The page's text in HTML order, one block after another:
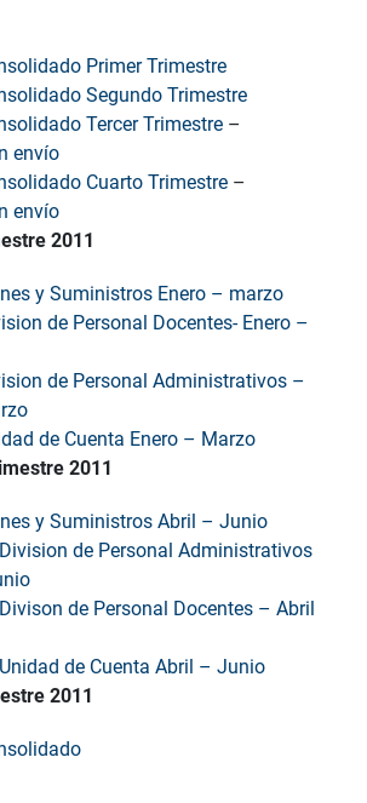
Primer Trimestre
Segundo Trimestre
Tercer Trimestre –
envío
Cuarto Trimestre –
envío
2011
y Suministros Enero – marzo
de Personal Docentes- Enero –
de Personal Administrativos –
de Cuenta Enero – Marzo
2011
y Suministros Abril – Junio
de Personal Administrativos
de Personal Docentes – Abril
de Cuenta Abril – Junio
2011